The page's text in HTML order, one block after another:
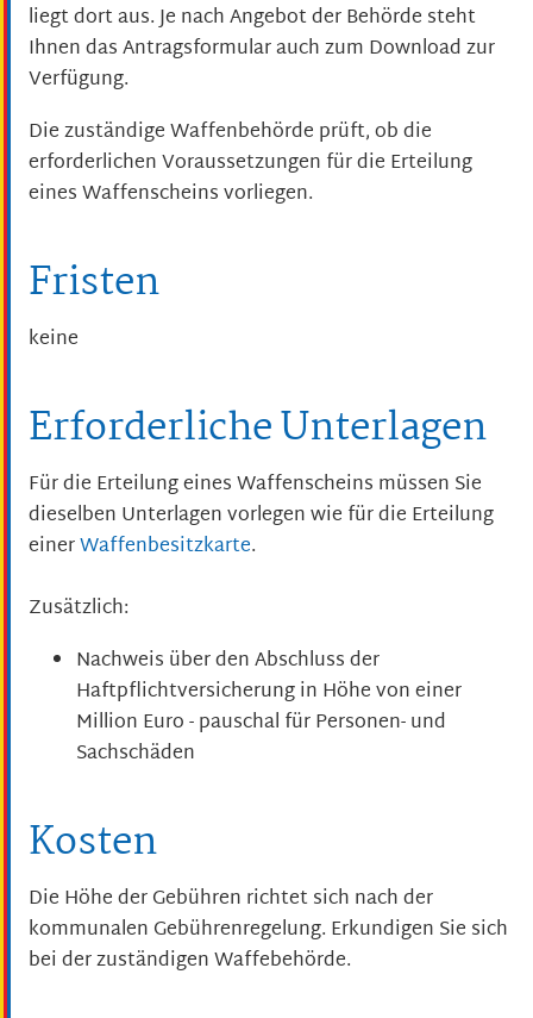
liegt dort aus. Je nach Angebot der Behörde steht
Ihnen das Antragsformular auch zum Download zur
Verfügung.
Die zuständige Waffenbehörde prüft, ob die
erforderlichen Voraussetzungen für die Erteilung
eines Waffenscheins vorliegen.
Fristen
keine
Erforderliche Unterlagen
Für die Erteilung eines Waffenscheins müssen Sie
dieselben Unterlagen vorlegen wie für die Erteilung
einerWaffenbesitzkarte.
Zusätzlich:
Nachweis über den Abschluss der
Haftpflichtversicherungin Höhe von einer
Million Euro - pauschal für Personen- und
Sachschäden
Kosten
Die Höhe der Gebühren richtet sich nach der
kommunalen Gebührenregelung. Erkundigen Sie sich
bei der zuständigen Waffebehörde.